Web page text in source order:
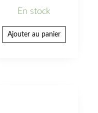
En stock
Ajouter au panier